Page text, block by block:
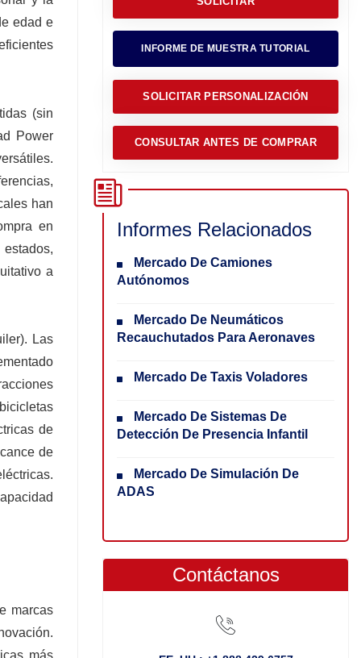
edad e
(sin
Power
han
en
a
Las
de
de
marcas
INFORME DE MUESTRA TUTORIAL
SOLICITAR PERSONALIZACIÓN
CONSULTAR ANTES DE COMPRAR
Informes Relacionados
Mercado De Camiones
Autónomos
Mercado De Neumáticos
Recauchutados Para Aeronaves
Mercado De Taxis Voladores
Mercado De Sistemas De
Detección De Presencia Infantil
Mercado De Simulación De
ADAS
Contáctanos